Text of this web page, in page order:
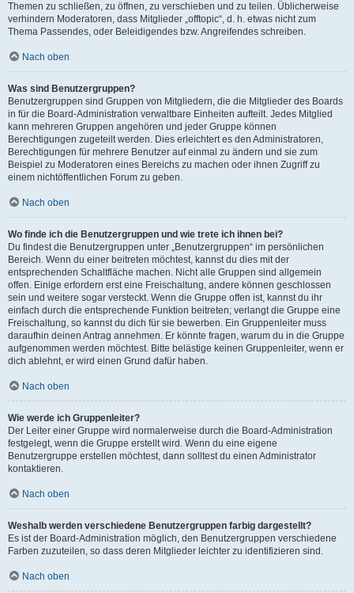
Themen zu schließen, zu öffnen, zu verschieben und zu teilen. Üblicherweise
verhindern Moderatoren, dass Mitglieder „offtopic“, d. h. etwas nicht zum
Thema Passendes, oder Beleidigendes bzw. Angreifendes schreiben.
Nach oben
Was sind Benutzergruppen?
Benutzergruppen sind Gruppen von Mitgliedern, die die Mitglieder des Boards
in für die Board-Administration verwaltbare Einheiten aufteilt. Jedes Mitglied
kann mehreren Gruppen angehören und jeder Gruppe können
Berechtigungen zugeteilt werden. Dies erleichtert es den Administratoren,
Berechtigungen für mehrere Benutzer auf einmal zu ändern und sie zum
Beispiel zu Moderatoren eines Bereichs zu machen oder ihnen Zugriff zu
einem nichtöffentlichen Forum zu geben.
Nach oben
Wo finde ich die Benutzergruppen und wie trete ich ihnen bei?
Du findest die Benutzergruppen unter „Benutzergruppen“ im persönlichen
Bereich. Wenn du einer beitreten möchtest, kannst du dies mit der
entsprechenden Schaltfläche machen. Nicht alle Gruppen sind allgemein
offen. Einige erfordern erst eine Freischaltung, andere können geschlossen
sein und weitere sogar versteckt. Wenn die Gruppe offen ist, kannst du ihr
einfach durch die entsprechende Funktion beitreten; verlangt die Gruppe eine
Freischaltung, so kannst du dich für sie bewerben. Ein Gruppenleiter muss
daraufhin deinen Antrag annehmen. Er könnte fragen, warum du in die Gruppe
aufgenommen werden möchtest. Bitte belästige keinen Gruppenleiter, wenn er
dich ablehnt, er wird einen Grund dafür haben.
Nach oben
Wie werde ich Gruppenleiter?
Der Leiter einer Gruppe wird normalerweise durch die Board-Administration
festgelegt, wenn die Gruppe erstellt wird. Wenn du eine eigene
Benutzergruppe erstellen möchtest, dann solltest du einen Administrator
kontaktieren.
Nach oben
Weshalb werden verschiedene Benutzergruppen farbig dargestellt?
Es ist der Board-Administration möglich, den Benutzergruppen verschiedene
Farben zuzuteilen, so dass deren Mitglieder leichter zu identifizieren sind.
Nach oben